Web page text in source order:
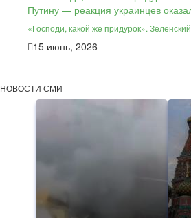
«Господи, какой же придурок». Зеленский
15 июнь, 2026
НОВОСТИ СМИ